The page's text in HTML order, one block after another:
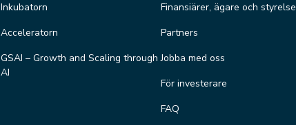
Inkubatorn
Acceleratorn
GSAI – Growth and Scaling through
AI
Finansiärer, ägare och styrelse
Partners
Jobba med oss
För investerare
FAQ